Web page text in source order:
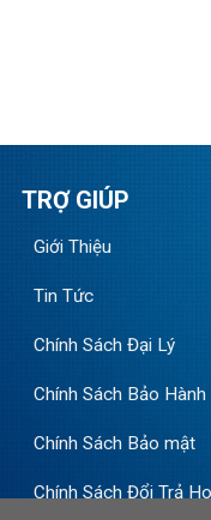
TRỢ GIÚP
Giới Thiệu
Tin Tức
Chính Sách Đại Lý
Chính Sách Bảo Hành
Chính Sách Bảo mật
Chính Sách Đổi Trả